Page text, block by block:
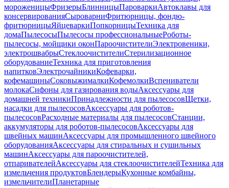
мороженицыФризерыБлинницыПароваркиАвтоклавы для
консервированияСыроварниФритюрницы, фондю-
фритюрницыЯйцеваркиПопкорницыТехника для
домаПылесосыПылесосы профессиональныеРоботы-
пылесосы, мойщики оконПароочистителиЭлектровеники,
электрошвабрыСтеклоочистителиСтерилизационное
оборудованиеТехника для приготовления
напитковЭлектрочайникиКофеварки,
кофемашиныСоковыжималкиКофемолкиВспениватели
молокаСифоны для газирования водыАксессуары для
домашней техникиПринадлежности для пылесосовЩетки,
насадки для пылесосовАксессуары для роботов-
пылесосовРасходные материалы для пылесосовСтанции,
аккумуляторы для роботов-пылесосовАксессуары для
швейных машинАксессуары для промышленного швейного
оборудованияАксессуары для стиральных и сушильных
машинАксессуары для пароочистителей,
отпаривателейАксессуары для стеклоочистителейТехника для
измельчения продуктовБлендерыКухонные комбайны,
измельчителиПланетарные